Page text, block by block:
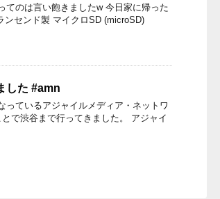
てのは言い飽きましたw 今日家に帰った
ンセンド製 マイクロSD (microSD)
した #amn
っているアジャイルメディア・ネットワ
で渋谷まで行ってきました。 アジャイ